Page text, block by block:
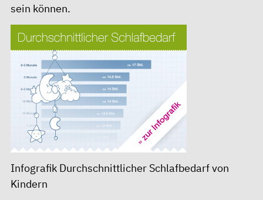
sein können.
Infografik Durchschnittlicher Schlafbedarf von
Kindern